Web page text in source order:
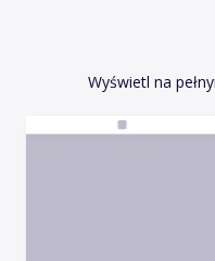
Wyświetl na